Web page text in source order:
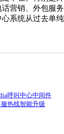
营销、外包服
系统从过去单
呼叫中心中间件
热线智能升级